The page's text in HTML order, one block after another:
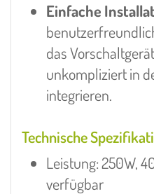
Einfache
das
unkompliziert in
integrieren.
Technische
Leistung: 250W,
verfügbar